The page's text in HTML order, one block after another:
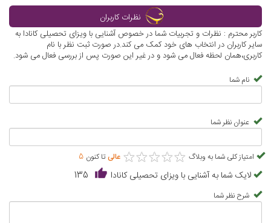
نظرات کاربران
کاربر محترم : نظرات و تجربیات شما در خصوص آشنایی با ویزای تحصیلی کانادا به
سایر کاربران در انتخاب های خود کمک می کند.در صورت ثبت نظر با نام
کاربری،همان لحظه فعال می شود و در غیر این صورت پس از بررسی فعال می شود.
نام شما
عنوان نظر شما
امتیاز کلی شما به وبلاگ ★★★★★
★★★★★ عالی تا کنون 5
لایک شما به آشنایی با ویزای تحصیلی کانادا 135
شرح نظر شما